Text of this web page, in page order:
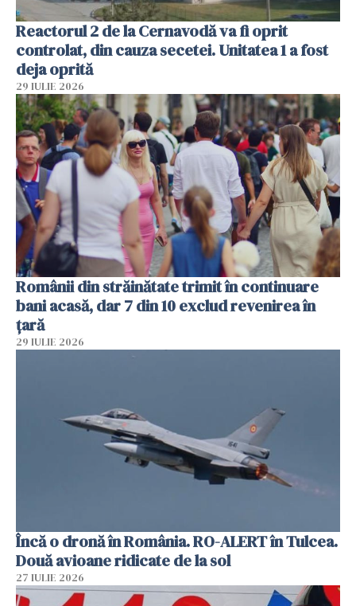
Reactorul 2 de la Cernavodă va fi oprit
controlat, din cauza secetei. Unitatea 1 a fost
deja oprită
29 IULIE 2026
Românii din străinătate trimit în continuare
bani acasă, dar 7 din 10 exclud revenirea în
țară
29 IULIE 2026
Încă o dronă în România. RO-ALERT în Tulcea.
Două avioane ridicate de la sol
27 IULIE 2026